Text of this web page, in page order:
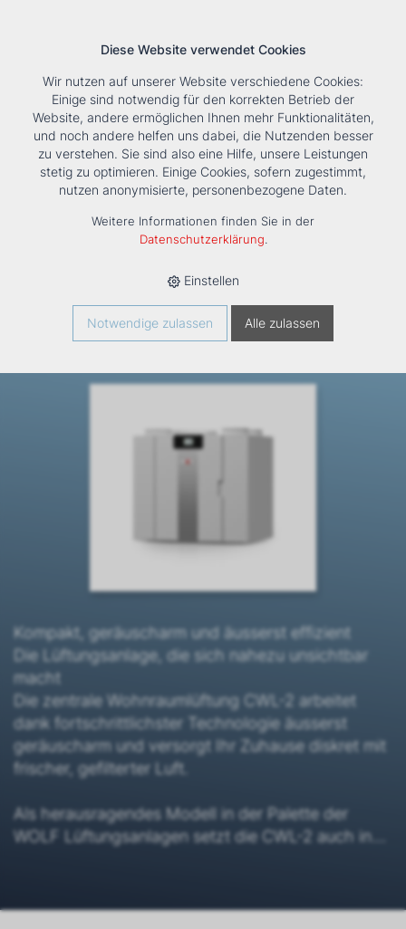
Tools Unternehmen Karriere KontaktSuche
HOME › PRODUKTE › LÜFTUNG › LÜFTUNGSGERÄTE KOMPAKT
COMFORT-WOHNUNGS-LÜFTUNG 4/0 CWL-2
Comfort-Wohnungs-Lüftung
Kompakt, geräuscharm und äusserst effizient
Die Lüftungsanlage, die sich nahezu unsichtbar
macht
Die zentrale Wohnraumlüftung CWL-2 arbeitet
dank fortschrittlichster Technologie äusserst
geräuscharm und versorgt Ihr Zuhause diskret mit
frischer, gefilterter Luft.
Als herausragendes Modell in der Palette der
WOLF Lüftungsanlagen setzt die CWL-2 auch in
ermöglicht sie geringere Energiekosten und einen
Diese Website verwendet Cookies
Wir nutzen auf unserer Website verschiedene Cookies:
Einige sind notwendig für den korrekten Betrieb der
Website, andere ermöglichen Ihnen mehr Funktionalitäten,
und noch andere helfen uns dabei, die Nutzenden besser
zu verstehen. Sie sind also eine Hilfe, unsere Leistungen
stetig zu optimieren. Einige Cookies, sofern zugestimmt,
nutzen anonymisierte, personenbezogene Daten.
Weitere Informationen finden Sie in der
Datenschutzerklärung.
Einstellen
Notwendige zulassen Alle zulassen